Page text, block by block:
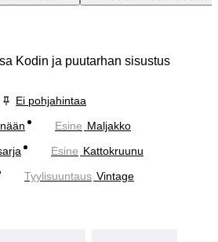
Kodin ja puutarhan sisustus
Ei pohjahintaa
Esine Maljakko
Esine Kattokruunu
Tyylisuuntaus Vintage